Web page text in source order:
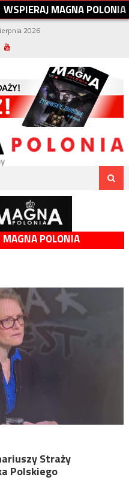
WSPIERAJMAGNAPOLONIA
2026
POLONIA
Straży
Polskiego